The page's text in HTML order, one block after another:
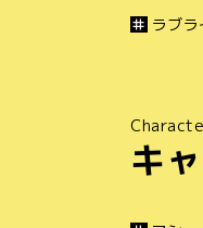
ラブ
キ